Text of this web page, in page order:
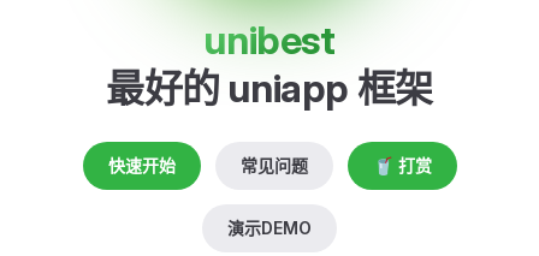
unibest
最好的 uniapp 框架
快速开始 常见问题 🥤 打赏
演示DEMO